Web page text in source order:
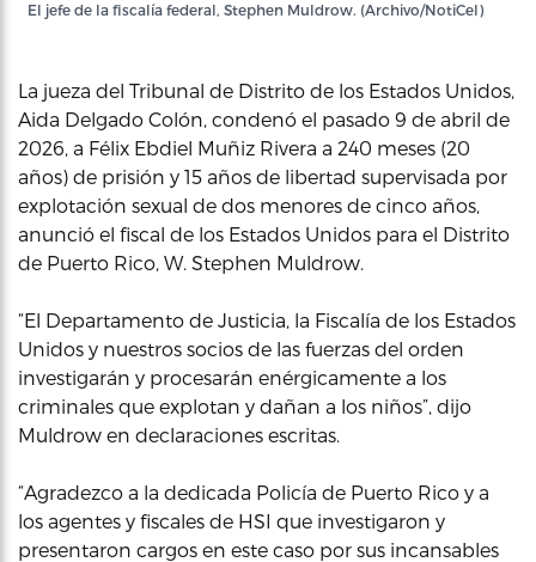
El jefe de la fiscalía federal, Stephen Muldrow. (Archivo/NotiCel)
La jueza del Tribunal de Distrito de los Estados Unidos,
Aida Delgado Colón, condenó el pasado 9 de abril de
2026, a Félix Ebdiel Muñiz Rivera a 240 meses (20
años) de prisión y 15 años de libertad supervisada por
explotación sexual de dos menores de cinco años,
anunció el fiscal de los Estados Unidos para el Distrito
de Puerto Rico, W. Stephen Muldrow.
“El Departamento de Justicia, la Fiscalía de los Estados
Unidos y nuestros socios de las fuerzas del orden
investigarán y procesarán enérgicamente a los
criminales que explotan y dañan a los niños”, dijo
Muldrow en declaraciones escritas.
“Agradezco a la dedicada Policía de Puerto Rico y a
los agentes y fiscales de HSI que investigaron y
presentaron cargos en este caso por sus incansables